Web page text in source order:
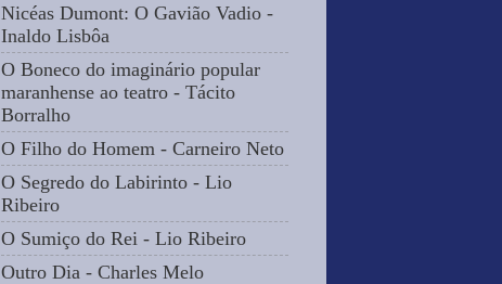
Nicéas Dumont: O Gavião Vadio -
Inaldo Lisbôa
O Boneco do imaginário popular
maranhense ao teatro - Tácito
Borralho
O Filho do Homem - Carneiro Neto
O Segredo do Labirinto - Lio
Ribeiro
O Sumiço do Rei - Lio Ribeiro
Outro Dia - Charles Melo